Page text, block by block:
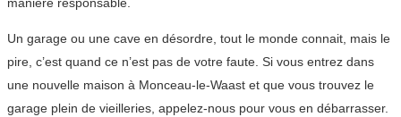
manière responsable.
Un garage ou une cave en désordre, tout le monde connait, mais le
pire, c’est quand ce n’est pas de votre faute. Si vous entrez dans
une nouvelle maison à Monceau-le-Waast et que vous trouvez le
garage plein de vieilleries, appelez-nous pour vous en débarrasser.